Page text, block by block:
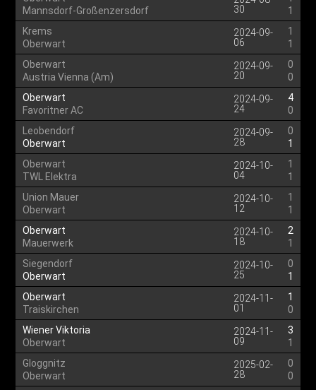
Mannsdorf-Großenzersdorf
30
1
Krems
Oberwart
2024-09-
06
1
1
Oberwart
Austria Vienna (Am)
2024-09-
20
0
0
Oberwart
Favoritner AC
2024-09-
24
4
0
Leobendorf
Oberwart
2024-09-
28
0
1
Oberwart
TWL Elektra
2024-10-
04
1
1
Union Mauer
Oberwart
2024-10-
12
1
1
Oberwart
Mauerwerk
2024-10-
18
2
1
Siegendorf
Oberwart
2024-10-
25
0
1
Oberwart
Traiskirchen
2024-11-
01
1
0
Wiener Viktoria
Oberwart
2024-11-
09
3
1
Gloggnitz
Oberwart
2025-02-
28
0
0